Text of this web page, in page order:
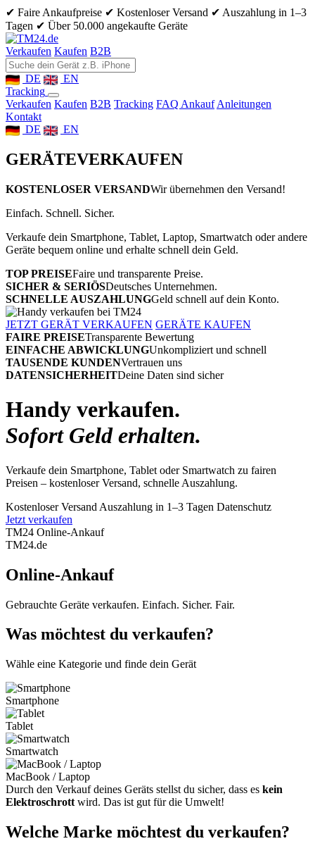
✔ Faire Ankaufpreise ✔ Kostenloser Versand ✔ Auszahlung in 1–3
Tagen ✔ Über 50.000 angekaufte Geräte
Verkaufen Kaufen B2B
DE
EN
Tracking
Verkaufen Kaufen B2B Tracking FAQ Ankauf Anleitungen
Kontakt
DE
EN
GERÄTEVERKAUFEN
KOSTENLOSER VERSANDWir übernehmen den Versand!
Einfach. Schnell. Sicher.
Verkaufe dein Smartphone, Tablet, Laptop, Smartwatch oder andere
Geräte bequem online und erhalte schnell dein Geld.
TOP PREISEFaire und transparente Preise.
SICHER & SERIÖSDeutsches Unternehmen.
SCHNELLE AUSZAHLUNGGeld schnell auf dein Konto.
JETZT GERÄT VERKAUFEN GERÄTE KAUFEN
FAIRE PREISETransparente Bewertung
EINFACHE ABWICKLUNGUnkompliziert und schnell
TAUSENDE KUNDENVertrauen uns
DATENSICHERHEITDeine Daten sind sicher
Handy verkaufen.
Sofort Geld erhalten.
Verkaufe dein Smartphone, Tablet oder Smartwatch zu fairen
Preisen – kostenloser Versand, schnelle Auszahlung.
Kostenloser Versand Auszahlung in 1–3 Tagen Datenschutz
Jetzt verkaufen
TM24 Online-Ankauf
TM24.de
Online-Ankauf
Gebrauchte Geräte verkaufen. Einfach. Sicher. Fair.
Was möchtest du verkaufen?
Wähle eine Kategorie und finde dein Gerät
Smartphone
Tablet
Smartwatch
MacBook / Laptop
Durch den Verkauf deines Geräts stellst du sicher, dass es kein
Elektroschrott wird. Das ist gut für die Umwelt!
Welche Marke möchtest du verkaufen?